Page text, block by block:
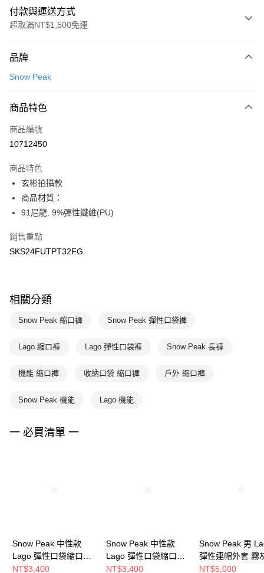
付款與運送方式
超取滿NT$1,500免運
信用卡一次付款
Apple Pay
悠遊付
7-11取貨(快速到店)
每筆NT$100，滿NT$1,500(含以上)免運費
宅配-本島
每筆NT$100，滿NT$1,500(含以上)免運費
品牌
Snow Peak
商品特色
商品編號
10712450
商品特色
玄彬拍攝款
商品材質：
91尼龍, 9%彈性纖維(PU)
銷售重點
SKS24FUTPT32FG
相關分類
Snow Peak 縮口褲 Snow Peak 彈性口袋褲
Lago 縮口褲 Lago 彈性口袋褲 Snow Peak 長褲
機能 縮口褲 收納口袋 縮口褲 戶外 縮口褲
Snow Peak 機能 Lago 機能
一 必買清單 一
Snow Peak 中性款
Lago 彈性口袋縮口褲
深卡其色
NT$3,400
Snow Peak 中性款
Lago 彈性口袋縮口褲
黑色
NT$3,400
Snow Peak 男
彈性連帽外套 霧
NT$5,000